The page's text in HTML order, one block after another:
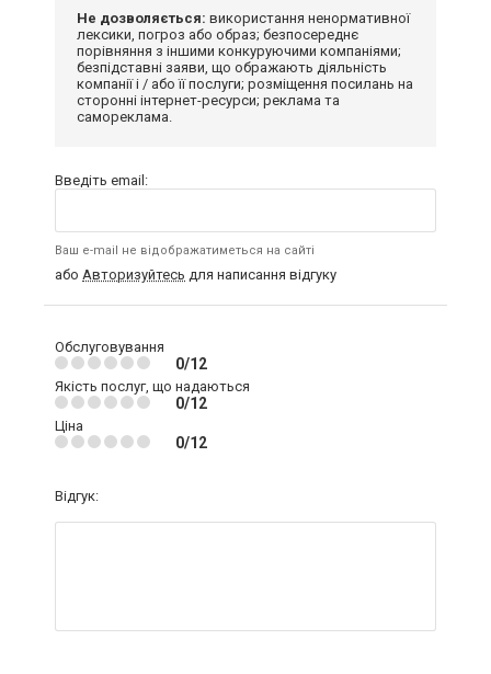
Не дозволяється: використання ненормативної
лексики, погроз або образ; безпосереднє
порівняння з іншими конкуруючими компаніями;
безпідставні заяви, що ображають діяльність
компанії і / або її послуги; розміщення посилань на
сторонні інтернет-ресурси; реклама та
самореклама.
Введіть email:
Ваш e-mail не відображатиметься на сайті
або Авторизуйтесь для написання відгуку
Обслуговування
0/12
Якість послуг, що надаються
0/12
Ціна
0/12
Відгук: